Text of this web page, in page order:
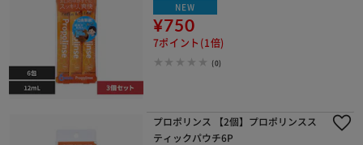
NEW
¥750
7ポイント(1倍)
(0)
プロポリンス 【2個】プロポリンスス
ティックパウチ6P